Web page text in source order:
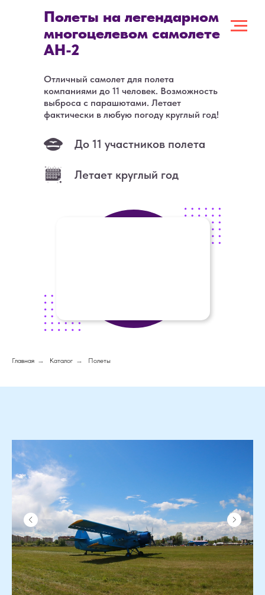
Полеты на легендарном
многоцелевом самолете
АН-2
Отличный самолет для полета
компаниями до 11 человек. Возможность
выброса с парашютами. Летает
фактически в любую погоду круглый год!
Летает круглый год
До 11 участников полета
Главная → Каталог → Полеты